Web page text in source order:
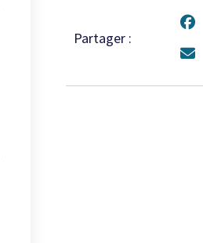
Partager :